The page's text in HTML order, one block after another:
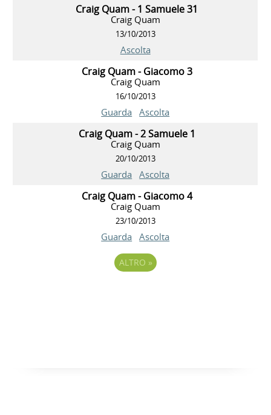
Craig Quam - 1 Samuele 31
Craig Quam
13/10/2013
Ascolta
Craig Quam - Giacomo 3
Craig Quam
16/10/2013
Guarda Ascolta
Craig Quam - 2 Samuele 1
Craig Quam
20/10/2013
Guarda Ascolta
Craig Quam - Giacomo 4
Craig Quam
23/10/2013
Guarda Ascolta
ALTRO »